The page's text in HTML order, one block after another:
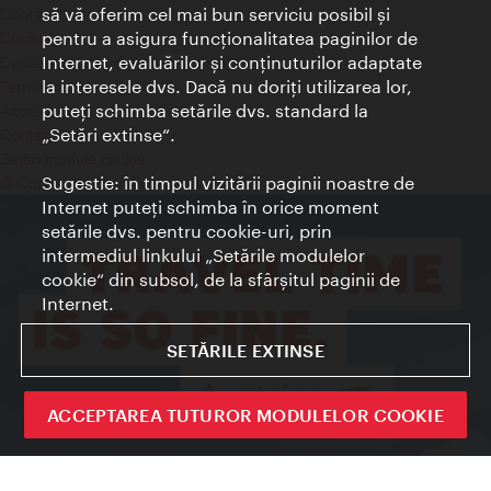
Contact
Credits
Declaraţie privind protecţia datelor
Terms of Use
Accesibilitate
Contact presa
© Copyright Wien Tourismus
să vă oferim cel mai bun serviciu posibil şi
pentru a asigura funcţionalitatea paginilor de
Internet, evaluărilor şi conţinuturilor adaptate
la interesele dvs. Dacă nu doriţi utilizarea lor,
puteţi schimba setările dvs. standard la
„Setări extinse“.
Sugestie: în timpul vizitării paginii noastre de
Internet puteţi schimba în orice moment
setările dvs. pentru cookie-uri, prin
intermediul linkului „Setările modulelor
cookie“ din subsol, de la sfârşitul paginii de
Internet.
SETĂRILE EXTINSE
ACCEPTAREA TUTUROR MODULELOR COOKIE